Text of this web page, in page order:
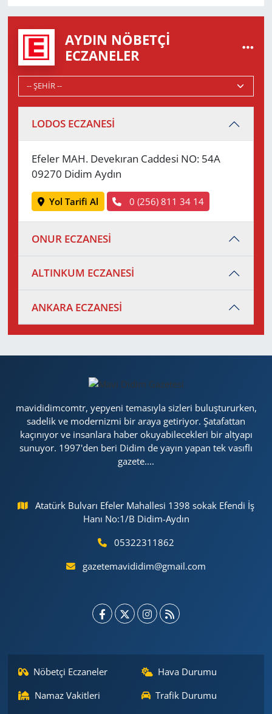
AYDIN NÖBETÇI
ECZANELER
LODOS ECZANESİ
Efeler MAH. Devekıran Caddesi NO: 54A
09270 Didim Aydın
Yol Tarifi Al 0 (256) 811 34 14
ONUR ECZANESİ
ALTINKUM ECZANESİ
ANKARA ECZANESİ
mavididimcomtr, yepyeni temasıyla sizleri buluştururken,
sadelik ve modernizmi bir araya getiriyor. Şatafattan
kaçınıyor ve insanlara haber okuyabilecekleri bir altyapı
sunuyor. 1997'den beri Didim de yayın yapan tek vasıflı
gazete....
Atatürk Bulvarı Efeler Mahallesi 1398 sokak Efendi İş
Hanı No:1/B Didim-Aydın
05322311862
gazetemavididim@gmail.com
Nöbetçi Eczaneler
Hava Durumu
Namaz Vakitleri
Trafik Durumu